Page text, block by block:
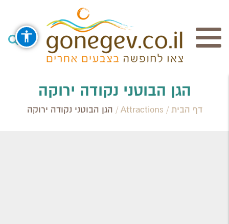
חיפוש
Search Category / Business
הגן הבוטני נקודה ירוקה
דף הבית /
Attractions
/ הגן הבוטני נקודה ירוקה